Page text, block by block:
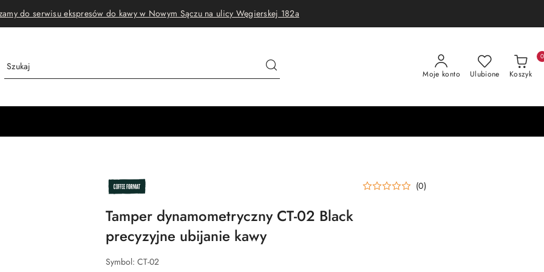
do serwisu ekspresów do kawy w Nowym Sączu na ulicy Węgierskej 182a
Moje konto Ulubione Koszyk
0
NAZWA
PRODUCENTA:
COFFEE
(0)
Tamper dynamometryczny CT-02 Black
precyzyjne ubijanie kawy
Symbol: CT-02